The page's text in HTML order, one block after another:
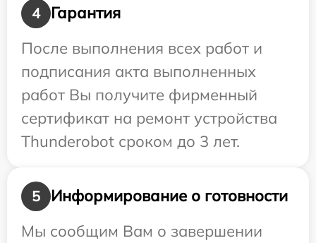
4
Гарантия
После выполнения всех работ и
подписания акта выполненных
работ Вы получите фирменный
сертификат на ремонт устройства
Thunderobot сроком до 3 лет.
5
Информирование о готовности
Мы сообщим Вам о завершении